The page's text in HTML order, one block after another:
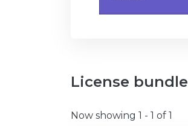
License bundle
Now showing 1 - 1 of 1